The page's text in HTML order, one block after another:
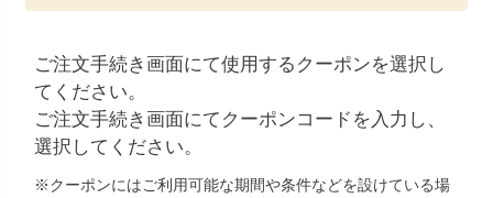
ご注文手続き画面にて使用するクーポンを選択し
てください。
ご注文手続き画面にてクーポンコードを入力し、
選択してください。
クーポンにはご利用可能な期間や条件などを設けている場